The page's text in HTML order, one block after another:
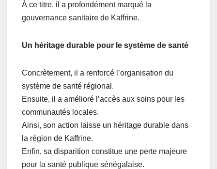
À ce titre, il a profondément marqué la
gouvernance sanitaire de Kaffrine.
Un héritage durable pour le système de santé
Concrètement, il a renforcé l’organisation du
système de santé régional.
Ensuite, il a amélioré l’accès aux soins pour les
communautés locales.
Ainsi, son action laisse un héritage durable dans
la région de Kaffrine.
Enfin, sa disparition constitue une perte majeure
pour la santé publique sénégalaise.